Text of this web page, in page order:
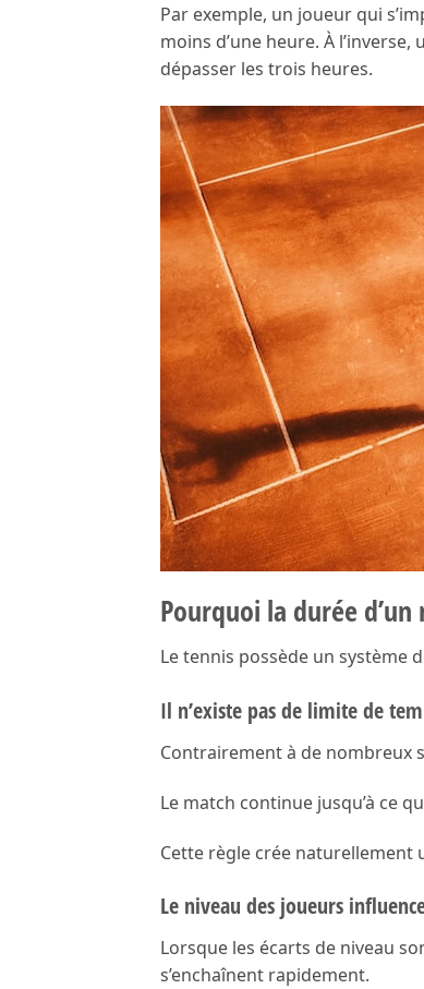
Par exemple, un joueur qui
moins d’une heure. À
dépasser les trois heures.
Pourquoi la durée
Le tennis possède un système
Il n’existe pas de limite de
Contrairement à de nombreux
Le match continue jusqu’à ce
Cette règle crée
Le niveau des joueurs
Lorsque les écarts de niveau
s’enchaînent rapidement.